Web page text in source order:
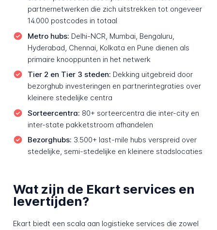
partnernetwerken die zich uitstrekken tot ongeveer
14.000 postcodes in totaal
Metro hubs: Delhi-NCR, Mumbai, Bengaluru,
Hyderabad, Chennai, Kolkata en Pune dienen als
primaire knooppunten in het netwerk
Tier 2 en Tier 3 steden: Dekking uitgebreid door
bezorghub investeringen en partnerintegraties over
kleinere stedelijke centra
Sorteercentra: 80+ sorteercentra die inter-city en
inter-state pakketstroom afhandelen
Bezorghubs: 3.500+ last-mile hubs verspreid over
stedelijke, semi-stedelijke en kleinere stadslocaties
Wat zijn de Ekart services en
levertijden?
Ekart biedt een scala aan logistieke services die zowel